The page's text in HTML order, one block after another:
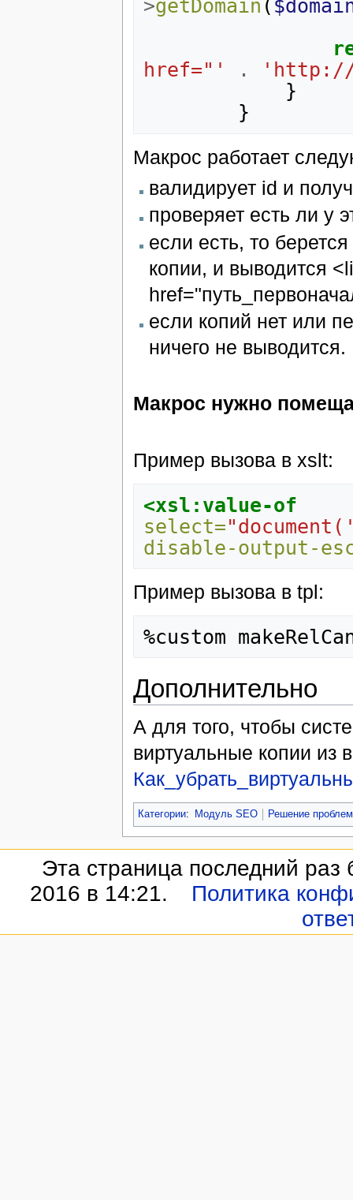
>getDomain (
href="'
.
}
}
Макрос работает
валидирует id и
проверяет есть ли у
если есть, то
копии, и выводится
если копий нет или
ничего не выводится.
Макрос нужно
Пример вызова в xslt:
<xsl:value-of
select=
disable-output-
Пример вызова в tpl:
Дополнительно
А для того, чтобы
виртуальные копии из
Категории: Модуль SEO Решение
Эта страница последний
2016 в 14:21.
Политика